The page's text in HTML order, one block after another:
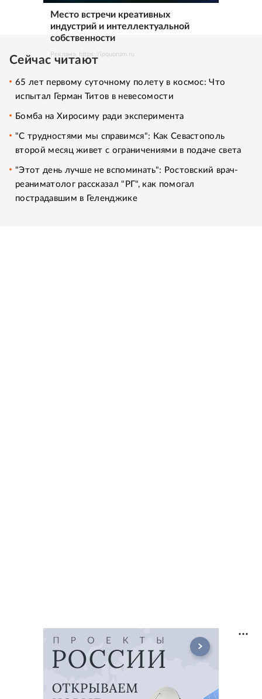
Место встречи креативных
индустрий и интеллектуальной
собственности
Реклама. https://ipquorum.ru
Сейчас читают
65 лет первому суточному полету в космос: Что
испытал Герман Титов в невесомости
Бомба на Хиросиму ради эксперимента
"С трудностями мы справимся": Как Севастополь
второй месяц живет с ограничениями в подаче света
"Этот день лучше не вспоминать": Ростовский врач-
реаниматолог рассказал "РГ", как помогал
пострадавшим в Геленджике